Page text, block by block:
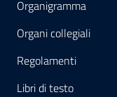
Organigramma
Organi collegiali
Regolamenti
Libri di testo